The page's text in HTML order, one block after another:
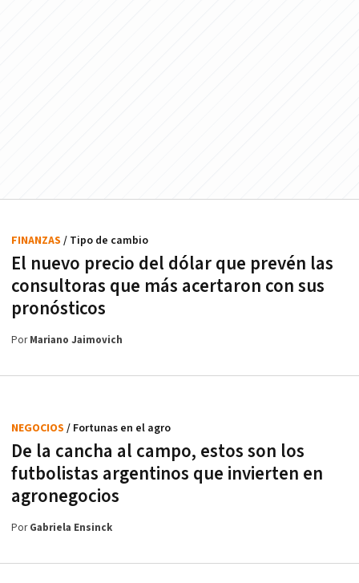
El nuevo precio del dólar que prevén las
consultoras que más acertaron con sus
pronósticos
FINANZAS / Tipo de cambio
PorMariano Jaimovich
De la cancha al campo, estos son los
futbolistas argentinos que invierten en
agronegocios
NEGOCIOS / Fortunas en el agro
PorGabriela Ensinck